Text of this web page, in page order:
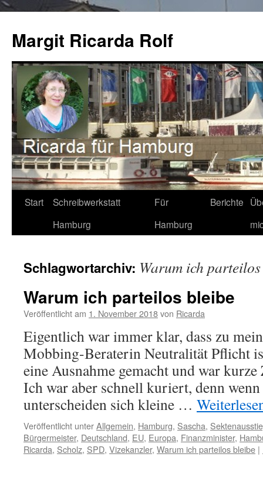
springen
Margit Ricarda Rolf
Start
Schreibwerkstatt
Hamburg
Für
Hamburg
Berichte
Schlagwortarchiv: Warum ich
Warum ich parteilos bleibe
Veröffentlicht am 1. November 2018von Ricarda
Eigentlich war immer klar, dass zu
Mobbing-Beraterin Neutralität Pflicht
eine Ausnahme gemacht und war
Ich war aber schnell kuriert, denn wenn
unterscheiden sich kleine …
Veröffentlicht unterAllgemein, Hamburg, Sascha,
Bürgermeister, Deutschland, EU, Europa, Finanzminister,
Ricarda, Scholz, SPD, Vizekanzler, Warum ich parteilos bleibe |